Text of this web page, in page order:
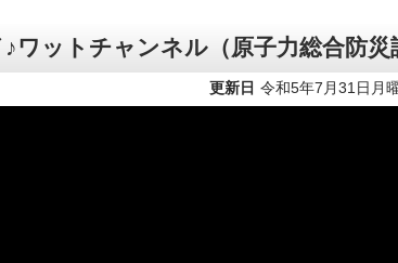
♪ワットチャンネル（原子力総合防災
更新日 令和5年7月31日月